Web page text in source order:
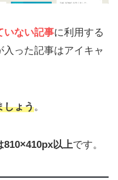
いない記事に利用する
った記事はアイキャ
しょう。
810×410px以上です。